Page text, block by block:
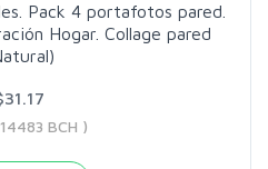
Pack 4 portafotos pared.
Hogar. Collage pared
BCH )